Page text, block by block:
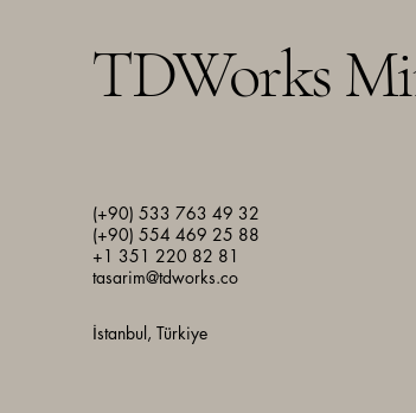
TDWorks
(+90) 533 763 49 32
(+90) 554 469 25 88
+1 351 220 82 81
tasarim@tdworks.co
İstanbul, Türkiye